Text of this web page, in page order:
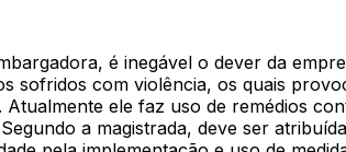
é inegável o dever da
sofridos com violência, os quais
Atualmente ele faz uso de remédios
a magistrada, deve ser